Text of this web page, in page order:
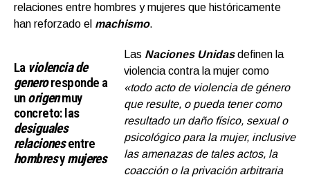
relaciones entre hombres y mujeres que históricamente
han reforzado el machismo.
La violencia de
generoresponde a
unorigenmuy
concreto: las
desiguales
relacionesentre
hombresymujeres
Las Naciones Unidasdefinen la
violencia contra la mujer como
«todo acto de violencia de género
que resulte, o pueda tener como
resultado un daño físico, sexual o
psicológico para la mujer, inclusive
las amenazas de tales actos, la
coacción o la privación arbitraria